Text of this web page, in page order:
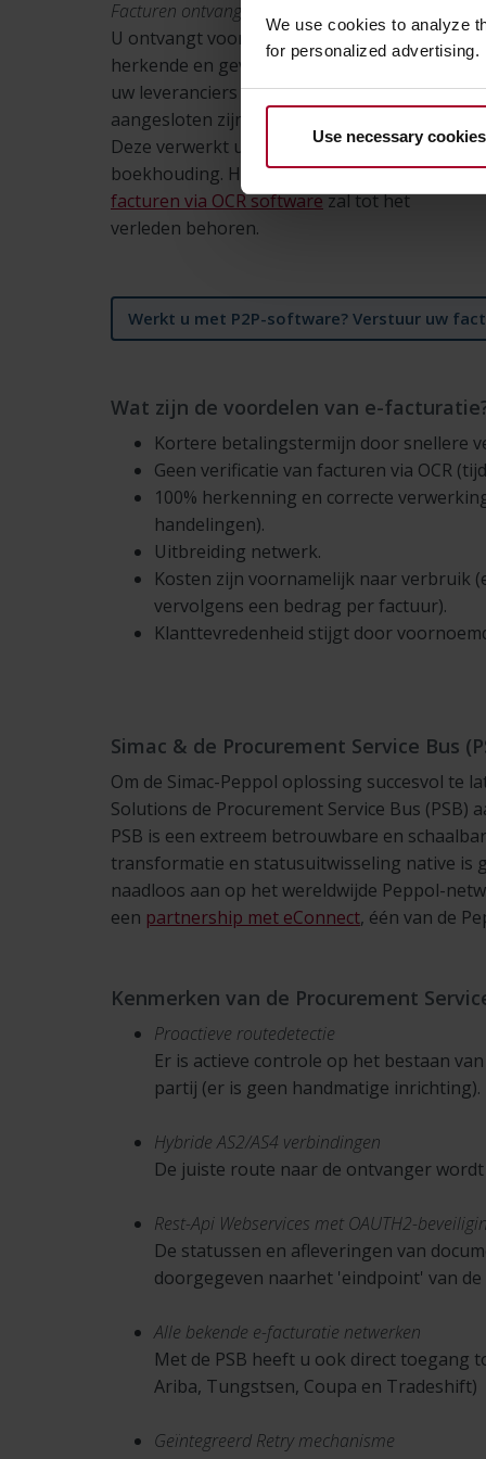
We use cookies to analyze
for personalized advertising.
Use necessary
Facturen ontvangen
U ontvangt voortaan de data van uw
herkende en gevalideerde facturen van
uw leveranciers (mits die ook
aangesloten zijn op het Peppol-netwerk).
Deze verwerkt u snel eenvoudig in uw
boekhouding. Het
herkennen van
facturen via OCR softwarezal tot het
verleden behoren.
Werkt u met P2P-software? Verstuur uw
Wat zijn de voordelen van e-
Kortere betalingstermijn door snellere
Geen verificatie van facturen via OCR
100% herkenning en correcte
handelingen).
Uitbreiding netwerk.
Kosten zijn voornamelijk naar verbruik
vervolgens een bedrag per factuur).
Klanttevredenheid stijgt door
Simac & de Procurement Service Bus
Om de Simac-Peppol oplossing succesvol te
Solutions de Procurement Service Bus (PSB)
PSB is een extreem betrouwbare en
transformatie en statusuitwisseling native is
naadloos aan op het wereldwijde Peppol-
een partnership met eConnect, één van de
Kenmerken van de Procurement
Proactieve routedetectie
Er is actieve controle op het bestaan
partij (er is geen handmatige inrichting).
Hybride AS2/AS4 verbindingen
De juiste route naar de ontvanger
Rest-Api Webservices met OAUTH2-
De statussen en afleveringen van
doorgegeven naarhet 'eindpoint' van
Alle bekende e-facturatie netwerken
Met de PSB heeft u ook direct toegang
Ariba, Tungstsen, Coupa en Tradeshift)
Geïntegreerd Retry mechanisme